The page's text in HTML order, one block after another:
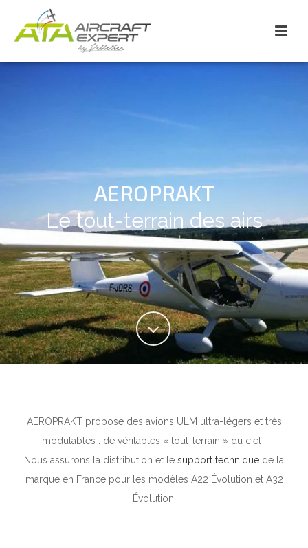
AEROPRAKT
Le tout-terrain des airs
AEROPRAKT propose des avions ULM ultra-légers et très
modulables : de véritables « tout-terrain » du ciel !
Nous assurons la distribution et le support technique de la
marque en France pour les modèles A22 Évolution et A32
Évolution.